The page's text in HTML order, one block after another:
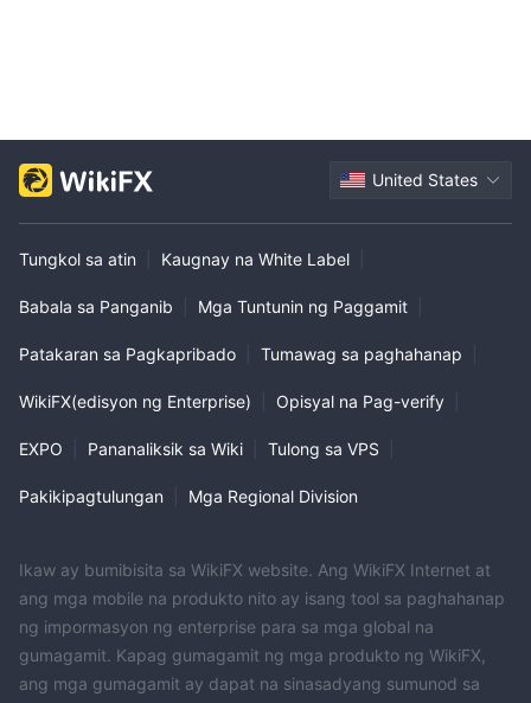
United States
Tungkol sa atin Kaugnay na White Label
Babala sa Panganib Mga Tuntunin ng Paggamit
Patakaran sa Pagkapribado Tumawag sa paghahanap
WikiFX(edisyon ng Enterprise) Opisyal na Pag-verify
EXPO Pananaliksik sa Wiki Tulong sa VPS
Pakikipagtulungan Mga Regional Division
Ikaw ay bumibisita sa WikiFX website. Ang WikiFX Internet at
ang mga mobile na produkto nito ay isang tool sa paghahanap
ng impormasyon ng enterprise para sa mga global na
gumagamit. Kapag gumagamit ng mga produkto ng WikiFX,
ang mga gumagamit ay dapat na sinasadyang sumunod sa